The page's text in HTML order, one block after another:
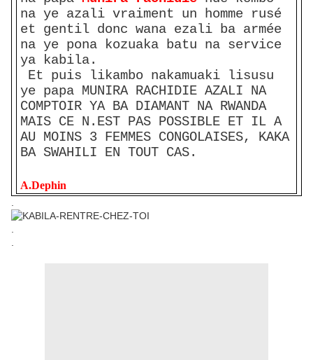
na ye azali vraiment un homme rusé
et gentil donc wana ezali ba armée
na ye pona kozuaka batu na service
ya kabila.
Et puis likambo nakamuaki lisusu
ye papa MUNIRA RACHIDIE AZALI NA
COMPTOIR YA BA DIAMANT NA RWANDA
MAIS CE N.EST PAS POSSIBLE ET IL A
AU MOINS 3 FEMMES CONGOLAISES, KAKA
BA SWAHILI EN TOUT CAS.
A.Dephin